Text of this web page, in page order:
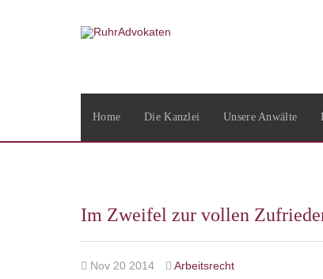
Home Die Kanzlei Unsere Anwälte
Im Zweifel zur vollen
Nov 20 2014
Arbeitsrecht